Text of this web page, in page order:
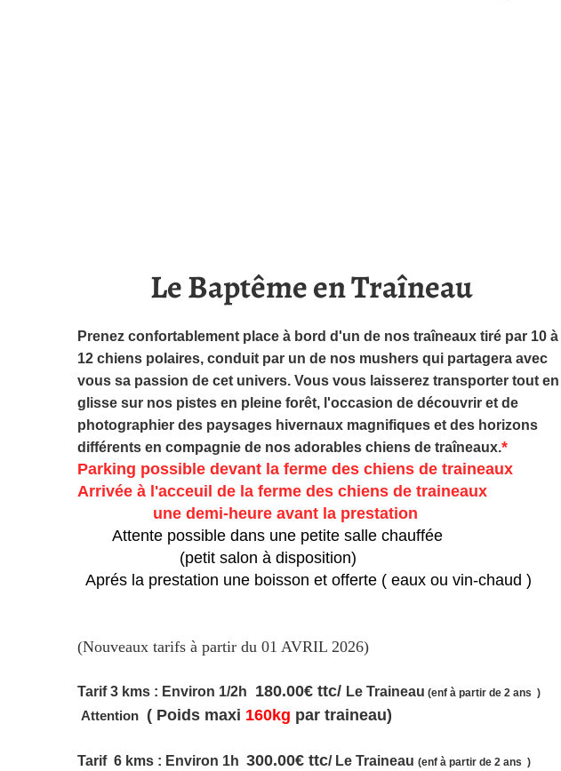
Le Baptême en Traîneau
Prenez confortablement place à bord d'un de nos traîneaux tiré par 10 à
12 chiens polaires, conduit par un de nos mushers qui partagera avec
vous sa passion de cet univers. Vous vous laisserez transporter tout en
glisse sur nos pistes en pleine forêt, l'occasion de découvrir et de
photographier des paysages hivernaux magnifiques et des horizons
différents en compagnie de nos adorables chiens de traîneaux.*
Parking possible devant la ferme des chiens de traineaux
Arrivée à l'acceuil de la ferme des chiens de traineaux
une demi-heure avant la prestation
Attente possible dans une petite salle chauffée
(petit salon à disposition)
Aprés la prestation une boisson et offerte ( eaux ou vin-chaud )
(Nouveaux tarifs à partir du 01 AVRIL 2026)
Tarif 3 kms : Environ 1/2h 180.00€ ttc/ Le Traineau (enf à partir de 2 ans )
Attention ( Poids maxi 160kg par traineau)
Tarif 6 kms : Environ 1h 300.00€ ttc/ Le Traineau (enf à partir de 2 ans )